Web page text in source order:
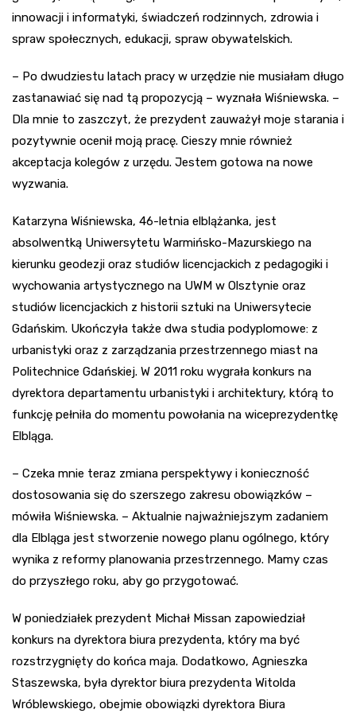
innowacji i informatyki, świadczeń rodzinnych, zdrowia i
spraw społecznych, edukacji, spraw obywatelskich.
– Po dwudziestu latach pracy w urzędzie nie musiałam długo
zastanawiać się nad tą propozycją – wyznała Wiśniewska. –
Dla mnie to zaszczyt, że prezydent zauważył moje starania i
pozytywnie ocenił moją pracę. Cieszy mnie również
akceptacja kolegów z urzędu. Jestem gotowa na nowe
wyzwania.
Katarzyna Wiśniewska, 46-letnia elblążanka, jest
absolwentką Uniwersytetu Warmińsko-Mazurskiego na
kierunku geodezji oraz studiów licencjackich z pedagogiki i
wychowania artystycznego na UWM w Olsztynie oraz
studiów licencjackich z historii sztuki na Uniwersytecie
Gdańskim. Ukończyła także dwa studia podyplomowe: z
urbanistyki oraz z zarządzania przestrzennego miast na
Politechnice Gdańskiej. W 2011 roku wygrała konkurs na
dyrektora departamentu urbanistyki i architektury, którą to
funkcję pełniła do momentu powołania na wiceprezydentkę
Elbląga.
– Czeka mnie teraz zmiana perspektywy i konieczność
dostosowania się do szerszego zakresu obowiązków –
mówiła Wiśniewska. – Aktualnie najważniejszym zadaniem
dla Elbląga jest stworzenie nowego planu ogólnego, który
wynika z reformy planowania przestrzennego. Mamy czas
do przyszłego roku, aby go przygotować.
W poniedziałek prezydent Michał Missan zapowiedział
konkurs na dyrektora biura prezydenta, który ma być
rozstrzygnięty do końca maja. Dodatkowo, Agnieszka
Staszewska, była dyrektor biura prezydenta Witolda
Wróblewskiego, obejmie obowiązki dyrektora Biura